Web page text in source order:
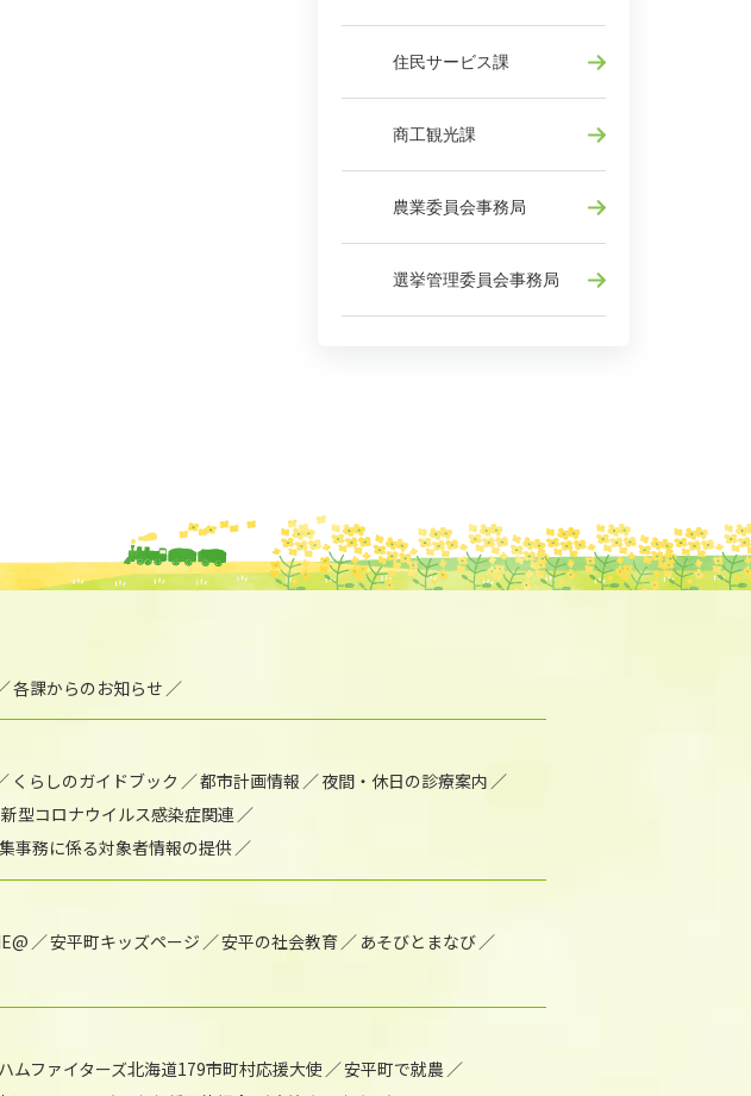
住民サービス課
商工観光課
農業委員会事務局
選挙管理委員会事務局
各課からのお知らせ
くらしのガイドブック 都市計画情報
夜間・休日の診療案内
新型コロナウイルス感染症関連
事務に係る対象者情報の提供
安平町キッズページ 安平の社会教育
あそびとまなび
ムファイターズ北海道179市町村応援大使
安平町で就農